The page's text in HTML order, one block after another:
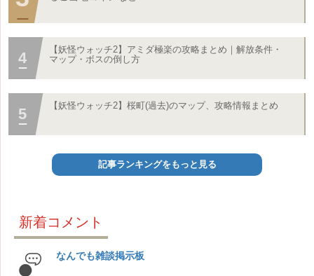
【妖怪ウォッチ2】アミダ極楽の攻略まとめ｜解放条件・
マップ・ボスの倒し方
【妖怪ウォッチ2】桜町(過去)のマップ、攻略情報まとめ
記事ランキングをもっと見る
新着コメント
なんでも雑談掲示板